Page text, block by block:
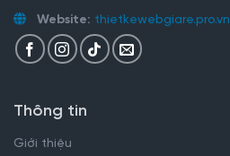
Website: thietkewebgiare.pro.vn
Thông tin
Giới thiệu